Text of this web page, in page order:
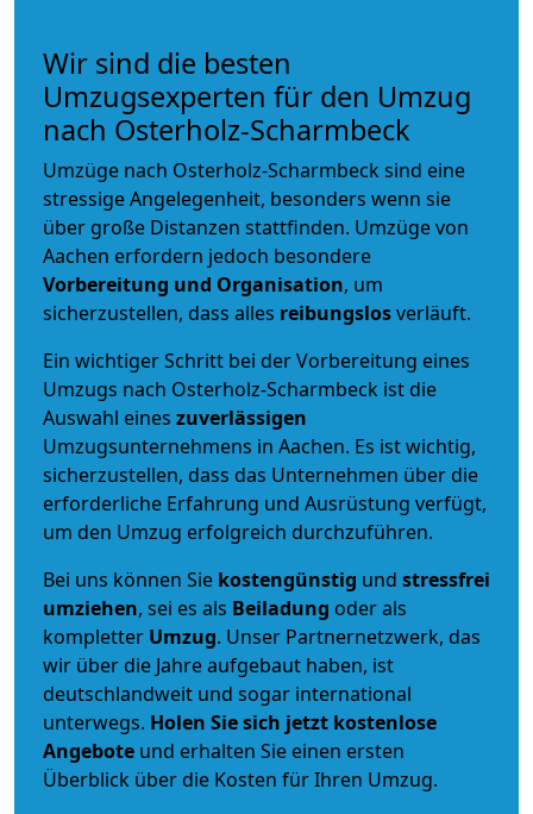
Wir sind die besten
Umzugsexperten für den Umzug
nach Osterholz-Scharmbeck
Umzüge nach Osterholz-Scharmbeck sind eine
stressige Angelegenheit, besonders wenn sie
über große Distanzen stattfinden. Umzüge von
Aachen erfordern jedoch besondere
Vorbereitung und Organisation, um
sicherzustellen, dass alles reibungslosverläuft.
Ein wichtiger Schritt bei der Vorbereitung eines
Umzugs nach Osterholz-Scharmbeck ist die
Auswahl eines zuverlässigen
Umzugsunternehmens in Aachen. Es ist wichtig,
sicherzustellen, dass das Unternehmen über die
erforderliche Erfahrung und Ausrüstung verfügt,
um den Umzug erfolgreich durchzuführen.
Bei uns können Sie kostengünstig und stressfrei
umziehen, sei es als Beiladung oder als
kompletter Umzug. Unser Partnernetzwerk, das
wir über die Jahre aufgebaut haben, ist
deutschlandweit und sogar international
unterwegs. Holen Sie sich jetzt kostenlose
Angebote und erhalten Sie einen ersten
Überblick über die Kosten für Ihren Umzug.